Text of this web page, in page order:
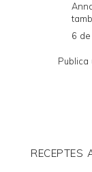
6
RECEPTES